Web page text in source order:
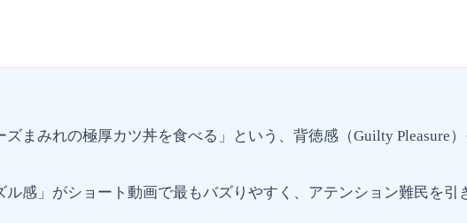
まみれの極厚カツ丼を食べる」という、背徳感（Guilty Pleasure
感」がショート動画で最もバズりやすく、アテンション難民を引